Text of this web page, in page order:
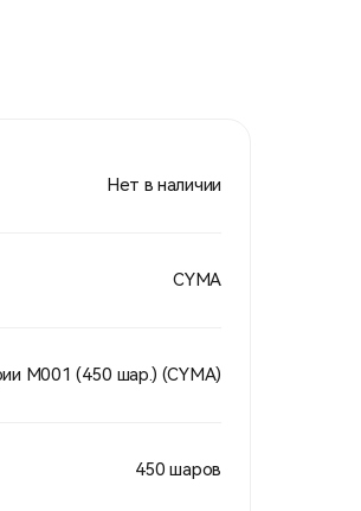
Нет в наличии
CYMA
М001 (450 шар.) (CYMA)
450 шаров